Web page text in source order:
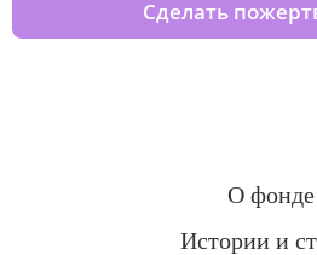
Сделать
О фонде
Истории и